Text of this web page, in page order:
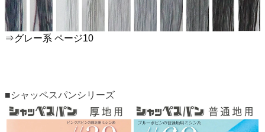
⇒グレー系 ページ10
■シャッペスパンシリーズ